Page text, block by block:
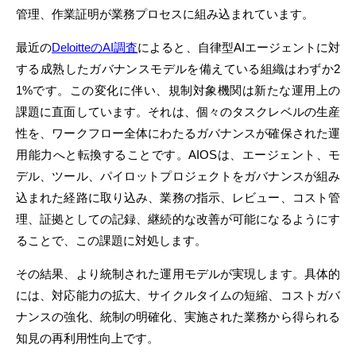
管理、作業証明が業務プロセスに組み込まれています。
最近のDeloitteのAI調査によると、自律型AIエージェントに対
する成熟したガバナンスモデルを備えている組織はわずか2
1%です。この変化に伴い、規制対象機関は新たな運用上の
課題に直面しています。それは、個々のタスクレベルの生産
性を、ワークフロー全体にわたるガバナンスが確保された運
用能力へと転換することです。AIOSは、エージェント、モ
デル、ツール、パイロットプロジェクトをガバナンスが組み
込まれた経路に取り込み、業務の指示、レビュー、コスト管
理、証拠としての記録、継続的な改善が可能になるようにす
ることで、この課題に対処します。
その結果、より統制された運用モデルが実現します。具体的
には、対応能力の拡大、サイクルタイムの短縮、コストガバ
ナンスの強化、統制の明確化、実施された業務から得られる
知見の再利用性向上です。